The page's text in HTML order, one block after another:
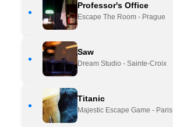
•
Professor's Office
Escape The Room - Prague
•
Saw
Dream Studio - Sainte-Croix
•
Titanic
Majestic Escape Game - Paris